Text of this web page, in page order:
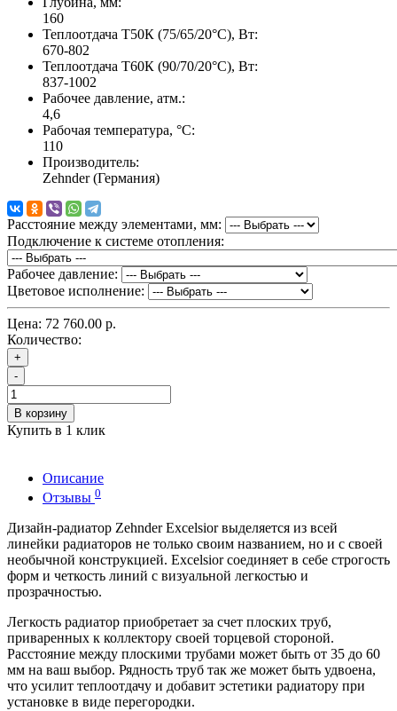
160
Теплоотдача Т50К (75/65/20°C), Вт:
670-802
Теплоотдача Т60К (90/70/20°C), Вт:
837-1002
Рабочее давление, атм.:
4,6
Рабочая температура, °C:
110
Производитель:
Zehnder (Германия)
Расстояние между элементами, мм:
Подключение к системе отопления:
Рабочее давление:
Цветовое исполнение:
Цена: 72 760.00 р.
Количество:
+
-
В корзину
Купить в 1 клик
Описание
Отзывы 0
Дизайн-радиатор Zehnder Excelsior выделяется из всей
линейки радиаторов не только своим названием, но и с своей
необычной конструкцией. Excelsior соединяет в себе строгость
форм и четкость линий с визуальной легкостью и
прозрачностью.
Легкость радиатор приобретает за счет плоских труб,
приваренных к коллектору своей торцевой стороной.
Расстояние между плоскими трубами может быть от 35 до 60
мм на ваш выбор. Рядность труб так же может быть удвоена,
что усилит теплоотдачу и добавит эстетики радиатору при
установке в виде перегородки.